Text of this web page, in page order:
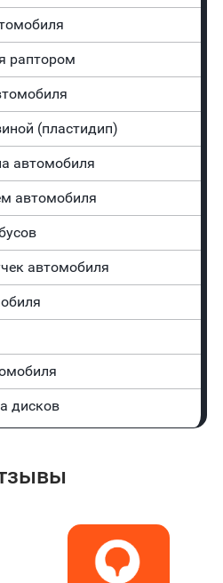
раптором
(пластидип)
автомобиля
автомобиля
автомобиля
дисков